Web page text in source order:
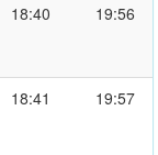
18:40 19:56
18:41 19:57